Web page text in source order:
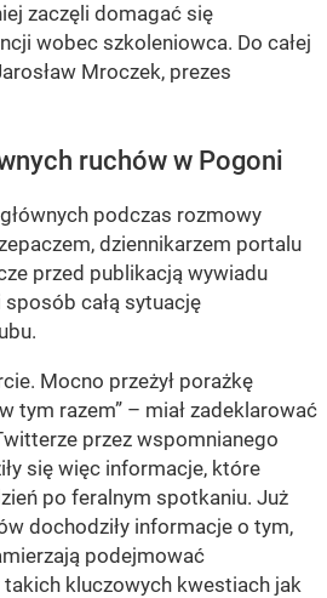
zaczęli domagać się
wobec szkoleniowca. Do całej
Mroczek, prezes
ruchów w Pogoni
podczas rozmowy
dziennikarzem portalu
przed publikacją wywiadu
całą sytuację
Mocno przeżył porażkę
tym razem” – miał zadeklarować
przez wspomnianego
się więc informacje, które
po feralnym spotkaniu. Już
dochodziły informacje o tym,
podejmować
kluczowych kwestiach jak